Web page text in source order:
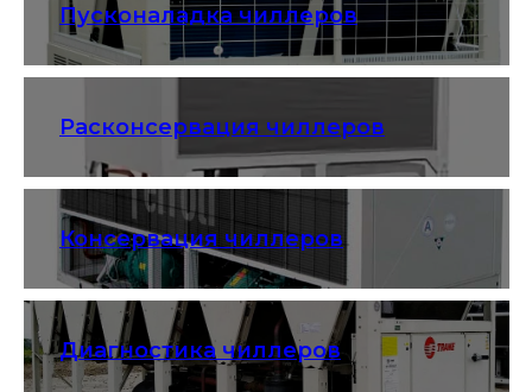
Пусконаладка чиллеров
Расконсервация чиллеров
Консервация чиллеров
Диагностика чиллеров